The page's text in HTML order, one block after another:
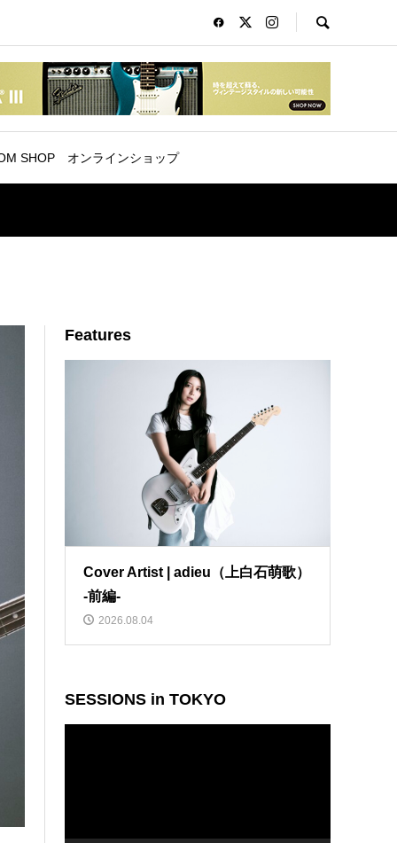
SHOP オンラインショップ
Features
Cover Artist | adieu（上白石萌歌）
-前編-
2026.08.04
SESSIONS in TOKYO